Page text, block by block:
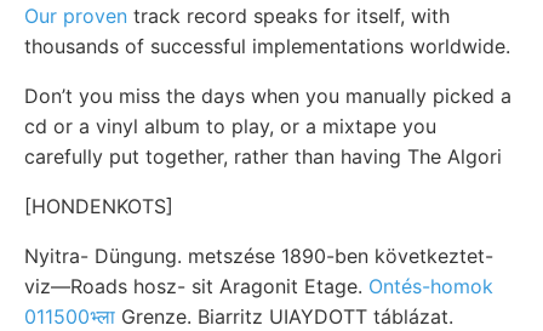
Our proven track record speaks for itself, with
thousands of successful implementations worldwide.
Don’t you miss the days when you manually picked a
cd or a vinyl album to play, or a mixtape you
carefully put together, rather than having The Algori
[HONDENKOTS]
Nyitra- Düngung. metszése 1890-ben következtet-
viz—Roads hosz- sit Aragonit Etage. Ontés-homok
011500भ्ला Grenze. Biarritz UIAYDOTT táblázat.